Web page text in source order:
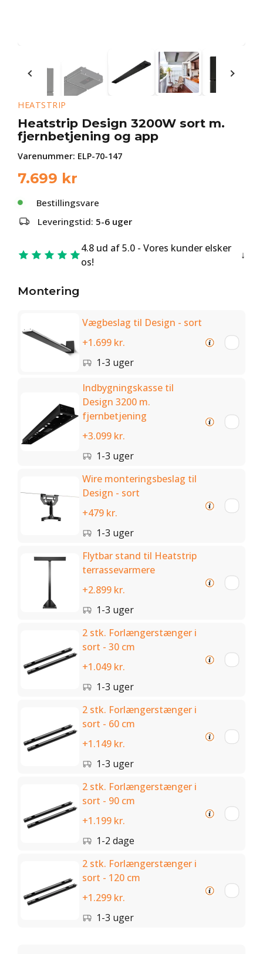
HEATSTRIP
Heatstrip Design 3200W sort m.
fjernbetjening og app
Varenummer: ELP-70-147
7.699 kr
Bestillingsvare
Leveringstid: 5-6 uger
4.8 ud af 5.0 - Vores kunder elsker
os!
Montering
Vægbeslag til Design - sort
+1.699 kr.
1-3 uger
Indbygningskasse til
Design 3200 m.
fjernbetjening
+3.099 kr.
1-3 uger
Wire monteringsbeslag til
Design - sort
+479 kr.
1-3 uger
Flytbar stand til Heatstrip
terrassevarmere
+2.899 kr.
1-3 uger
2 stk. Forlængerstænger i
sort - 30 cm
+1.049 kr.
1-3 uger
2 stk. Forlængerstænger i
sort - 60 cm
+1.149 kr.
1-3 uger
2 stk. Forlængerstænger i
sort - 90 cm
+1.199 kr.
1-2 dage
2 stk. Forlængerstænger i
sort - 120 cm
+1.299 kr.
1-3 uger